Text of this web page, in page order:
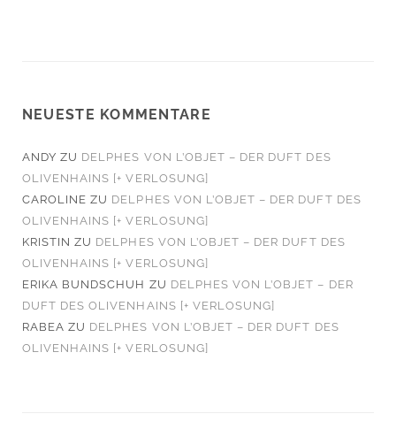
NEUESTE KOMMENTARE
ANDY ZU DELPHES VON L’OBJET – DER DUFT DES
OLIVENHAINS [+ VERLOSUNG]
CAROLINE ZU DELPHES VON L’OBJET – DER DUFT DES
OLIVENHAINS [+ VERLOSUNG]
KRISTIN ZU DELPHES VON L’OBJET – DER DUFT DES
OLIVENHAINS [+ VERLOSUNG]
ERIKA BUNDSCHUH ZU DELPHES VON L’OBJET – DER
DUFT DES OLIVENHAINS [+ VERLOSUNG]
RABEA ZU DELPHES VON L’OBJET – DER DUFT DES
OLIVENHAINS [+ VERLOSUNG]